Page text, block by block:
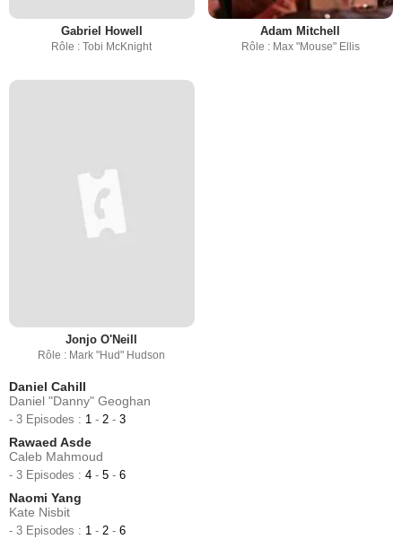
Gabriel Howell
Rôle : Tobi McKnight
Adam Mitchell
Rôle : Max "Mouse" Ellis
Jonjo O'Neill
Rôle : Mark "Hud" Hudson
Daniel Cahill
Daniel "Danny" Geoghan
- 3 Episodes : 1 - 2 - 3
Rawaed Asde
Caleb Mahmoud
- 3 Episodes : 4 - 5 - 6
Naomi Yang
Kate Nisbit
- 3 Episodes : 1 - 2 - 6